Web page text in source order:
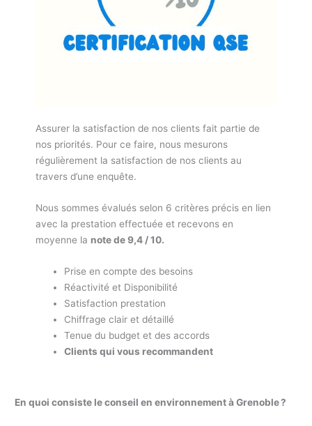
Assurer la satisfaction de nos clients fait partie de
nos priorités. Pour ce faire, nous mesurons
régulièrement la satisfaction de nos clients au
travers d’une enquête.
Nous sommes évalués selon 6 critères précis en lien
avec la prestation effectuée et recevons en
moyenne la note de 9,4 / 10.
Prise en compte des besoins
Réactivité et Disponibilité
Satisfaction prestation
Chiffrage clair et détaillé
Tenue du budget et des accords
Clients qui vous recommandent
En quoi consiste le conseil en environnement à Grenoble ?